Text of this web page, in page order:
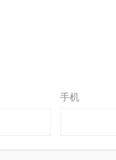
手机